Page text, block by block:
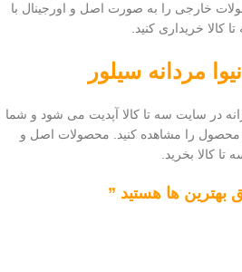
خارجی را به صورت اصل و اورجینال با
کالا خریداری کنید.
مردانه سیلور
در سایت سه تا کالا آپدیت می شود و شما
محصول را مشاهده کنید. محصولات اصل و
تا کالا بخرید.
بهترین ها هستید ”